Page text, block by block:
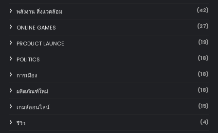
พลังงาน สิ่งแวดล้อม (42)
ONLINE GAMES (27)
PRODUCT LAUNCE (19)
POLITICS (18)
การเมือง (18)
ผลิตภัณฑ์ใหม่ (18)
เกมส์ออนไลน์ (15)
รีวิว (4)